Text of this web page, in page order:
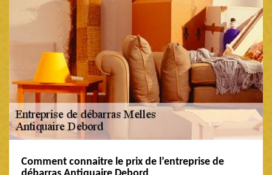
Comment connaitre le prix de l’entreprise de